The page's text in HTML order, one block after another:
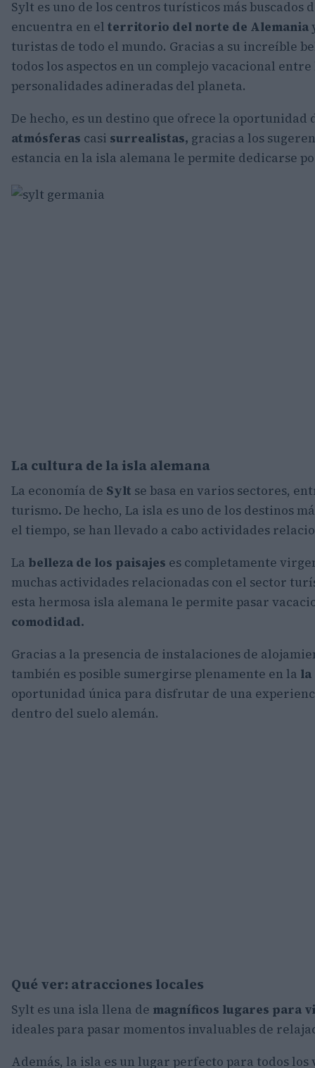
Sylt es uno de los centros turísticos más buscados
encuentra en el territorio del norte de Alemania
turistas de todo el mundo. Gracias a su increíble
todos los aspectos en un complejo vacacional
personalidades adineradas del planeta.
De hecho, es un destino que ofrece la
atmósferas casi surrealistas, gracias a los
estancia en la isla alemana le permite dedicarse
La cultura de la isla alemana
La economía de Sylt se basa en varios sectores,
turismo. De hecho, La isla es uno de los destinos
el tiempo, se han llevado a cabo actividades
La belleza de los paisajes es completamente
muchas actividades relacionadas con el sector
esta hermosa isla alemana le permite pasar
comodidad.
Gracias a la presencia de instalaciones de
también es posible sumergirse plenamente en la la
oportunidad única para disfrutar de una
dentro del suelo alemán.
Qué ver: atracciones locales
Sylt es una isla llena de magníficos lugares para
ideales para pasar momentos invaluables de
Además, la isla es un lugar perfecto para todos